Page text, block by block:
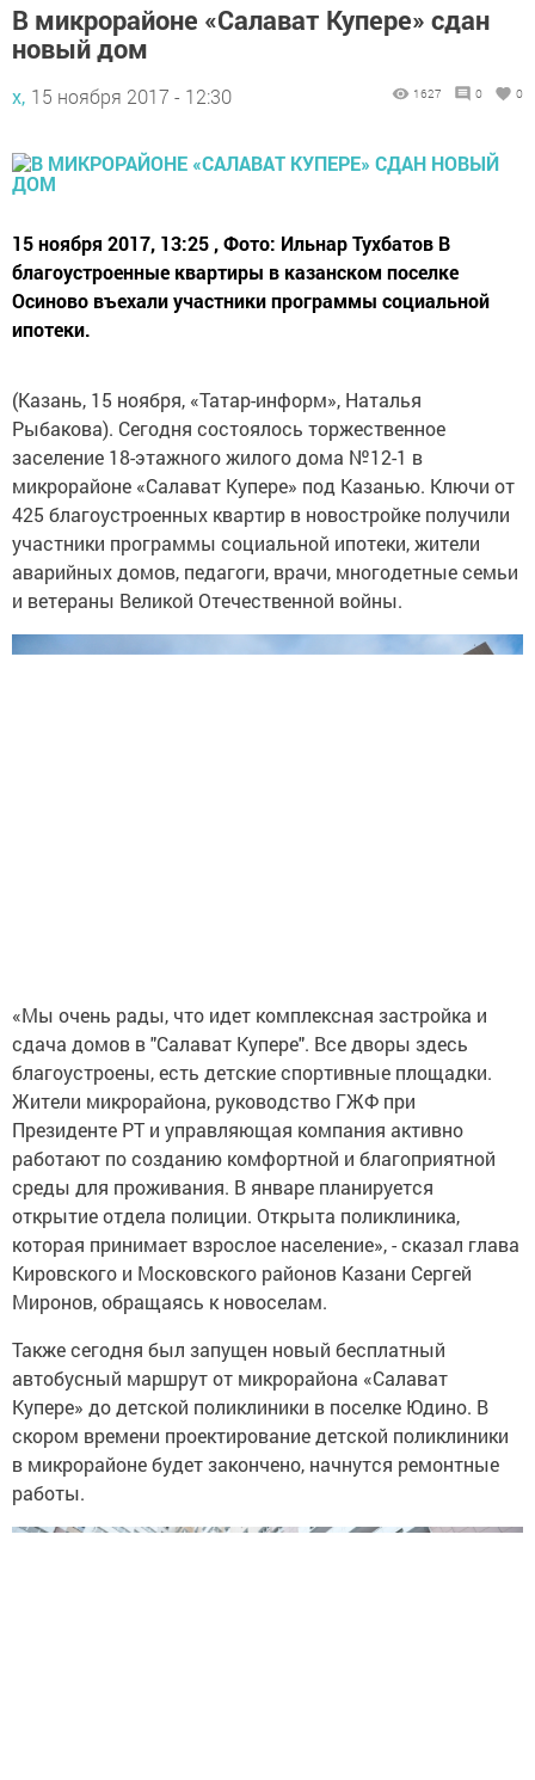
В микрорайоне «Салават Купере» сдан
новый дом
х, 15 ноября 2017 - 12:30 1627 0 0
15 ноября 2017, 13:25 , Фото: Ильнар Тухбатов В
благоустроенные квартиры в казанском поселке
Осиново въехали участники программы социальной
ипотеки.
(Казань, 15 ноября, «Татар-информ», Наталья
Рыбакова). Сегодня состоялось торжественное
заселение 18-этажного жилого дома №12-1 в
микрорайоне «Салават Купере» под Казанью. Ключи от
425 благоустроенных квартир в новостройке получили
участники программы социальной ипотеки, жители
аварийных домов, педагоги, врачи, многодетные семьи
и ветераны Великой Отечественной войны.
«Мы очень рады, что идет комплексная застройка и
сдача домов в "Салават Купере". Все дворы здесь
благоустроены, есть детские спортивные площадки.
Жители микрорайона, руководство ГЖФ при
Президенте РТ и управляющая компания активно
работают по созданию комфортной и благоприятной
среды для проживания. В январе планируется
открытие отдела полиции. Открыта поликлиника,
которая принимает взрослое население», - сказал глава
Кировского и Московского районов Казани Сергей
Миронов, обращаясь к новоселам.
Также сегодня был запущен новый бесплатный
автобусный маршрут от микрорайона «Салават
Купере» до детской поликлиники в поселке Юдино. В
скором времени проектирование детской поликлиники
в микрорайоне будет закончено, начнутся ремонтные
работы.